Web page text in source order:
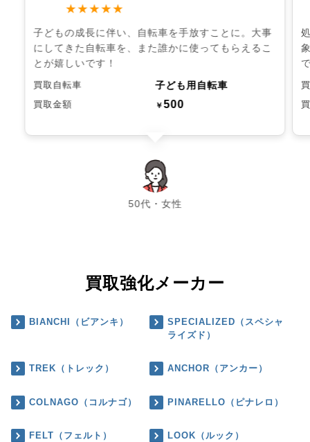
★★★★★
子どもの成長に伴い、自転車を手放すことに。大事
にしてきた自転車を、また誰かに使ってもらえるこ
とが嬉しいです！
買取自転車 子ども用自転車
買取金額 ￥500
50代・女性
chevron_left chevron_right
買取強化メーカー
BIANCHI（ビアンキ）
SPECIALIZED（スペシャ
ライズド）
TREK（トレック） ANCHOR（アンカー）
COLNAGO（コルナゴ） PINARELLO（ピナレロ）
FELT（フェルト） LOOK（ルック）